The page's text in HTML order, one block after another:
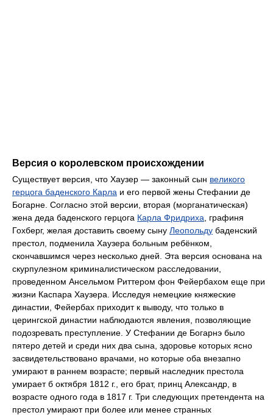
Версия о королевском происхождении
Существует версия, что Хаузер — законный сын великого
герцога баденского Карла и его первой жены Стефании де
Богарне. Согласно этой версии, вторая (морганатическая)
жена деда баденского герцога Карла Фридриха , графиня
Гохберг, желая доставить своему сыну Леопольду баденский
престол, подменила Хаузера больным ребёнком,
скончавшимся через несколько дней. Эта версия основана на
скурпулезном криминалистическом расследовании,
проведенном Ансельмом Риттером фон Фейербахом еще при
жизни Каспара Хаузера. Исследуя немецкие княжеские
династии, Фейербах приходит к выводу, что только в
церингской династии наблюдаются явления, позволяющие
подозревать преступление. У Стефании де Богарнэ было
пятеро детей и среди них два сына, здоровье которых ясно
засвидетельствовано врачами, но которые оба внезапно
умирают в раннем возрасте; первый наследник престола
умирает б октября 1812 г., его брат, принц Александр, в
возрасте одного года в 1817 г. Три следующих претендента на
престол умирают при более или менее странных